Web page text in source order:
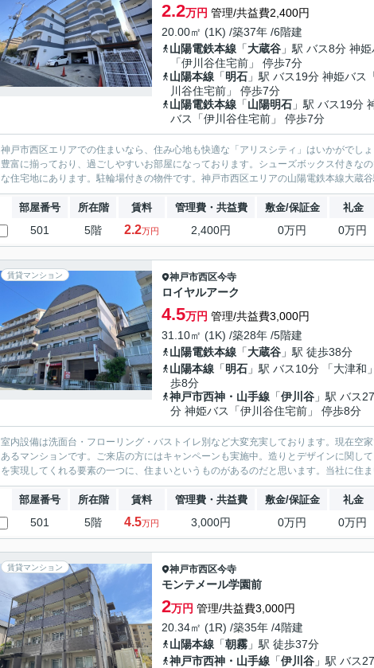
2.2万円 管理/共益費2,400円
20.00㎡ (1K) /築37年 /6階建
山陽電鉄本線 「大蔵谷 」駅 バス8分 神姫
「伊川谷住宅前」 停歩7分
山陽本線 「明石 」駅 バス19分 神姫バス
川谷住宅前」 停歩7分
山陽電鉄本線 「山陽明石 」駅 バス19分
バス「伊川谷住宅前」 停歩7分
神戸市西区エリアでの住まいなら、住み心地も快適な「アリスシティ」はいかがでし
豊富に揃っており、過ごしやすいお部屋になっております。シューズボックス付きな
な住宅地にあります。駐輪場付きの物件です。神戸市西区エリアの山陽電鉄本線大蔵
部屋番号 所在階 賃料 管理費・共益費 敷金/保証金 礼金
501 5階 2.2万円 2,400円 0万円 0万円
賃貸マンション 神戸市西区今寺
ロイヤルアーク
4.5万円 管理/共益費3,000円
31.10㎡ (1K) /築28年 /5階建
山陽電鉄本線 「大蔵谷 」駅 徒歩38分
山陽本線 「明石 」駅 バス10分 「大津和
歩8分
神戸市西神・山手線 「伊川谷 」駅 バス27
分 神姫バス「伊川谷住宅前」 停歩8分
室内設備は洗面台・フローリング・バストイレ別など大変充実しております。現在空
あるマンションです。ご来店の方にはキャンペーンも実施中。造りとデザインに関し
を実現してくれる要素の一つに、住まいというものがあるのだと思います。当社に住
部屋番号 所在階 賃料 管理費・共益費 敷金/保証金 礼金
501 5階 4.5万円 3,000円 0万円 0万円
賃貸マンション 神戸市西区今寺
モンテメール学園前
2万円 管理/共益費3,000円
20.34㎡ (1R) /築35年 /4階建
山陽本線 「朝霧 」駅 徒歩37分
神戸市西神・山手線 「伊川谷 」駅 バス27